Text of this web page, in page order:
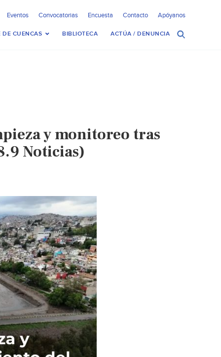
Eventos Convocatorias Encuesta Contacto Apóyanos
DE CUENCAS BIBLIOTECA ACTÚA / DENUNCIA
y monitoreo tras
Noticias)